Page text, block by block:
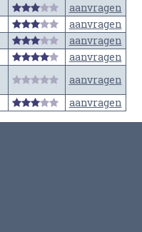
aanvragen
aanvragen
aanvragen
aanvragen
aanvragen
aanvragen